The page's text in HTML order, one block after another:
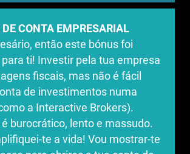
CONTA EMPRESARIAL
então este bónus foi
ti! Investir pela tua empresa
fiscais, mas não é fácil
de investimentos numa
a Interactive Brokers).
é burocrático, lento e massudo.
te a vida! Vou mostrar-te